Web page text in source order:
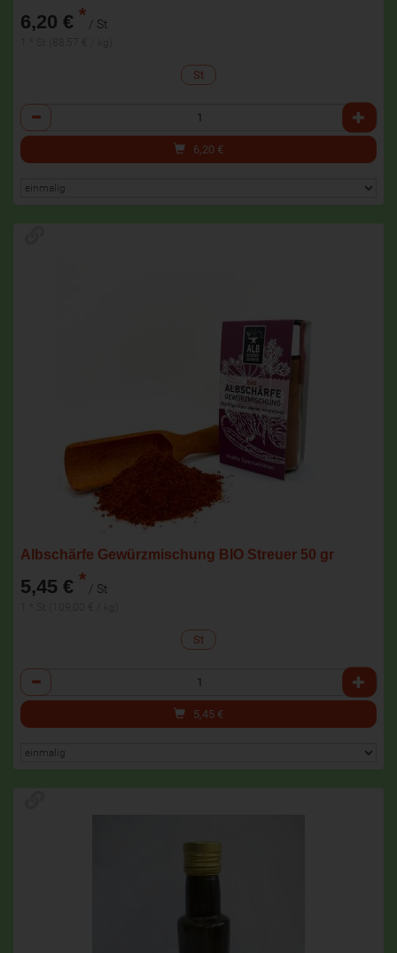
6,20 € * / St
St
Anzahl
6,20 €
Albschärfe Gewürzmischung BIO Streuer 50 gr
5,45 € * / St
St
Anzahl
5,45 €